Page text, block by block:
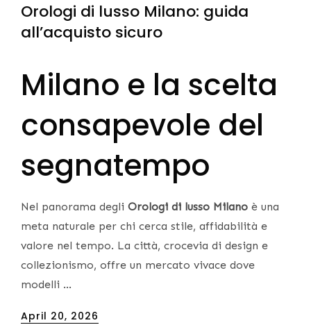
Orologi di lusso Milano: guida
all’acquisto sicuro
Milano e la scelta
consapevole del
segnatempo
Nel panorama degli Orologi di lusso Milano è una
meta naturale per chi cerca stile, affidabilità e
valore nel tempo. La città, crocevia di design e
collezionismo, offre un mercato vivace dove
modelli …
Posted
April 20, 2026